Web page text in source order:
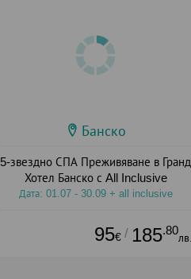
Банско
5-звездно СПА Преживяване в Гранд
Хотел Банско с All Inclusive
Дата: 01.07 - 30.09 + all inclusive
95€ / 185.80
лв.